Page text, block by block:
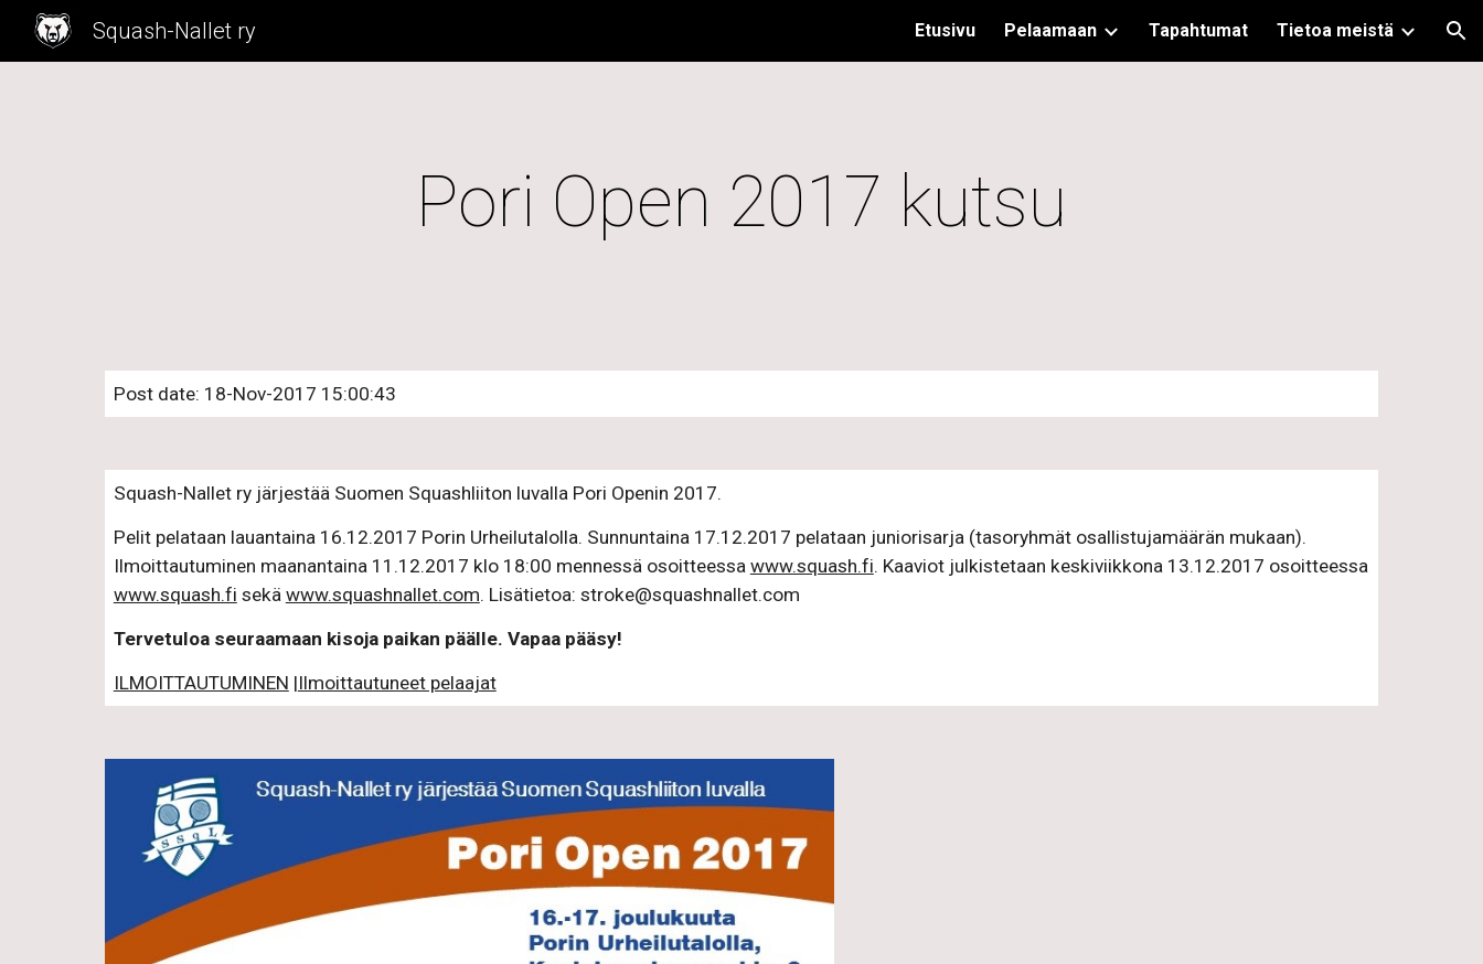
Skip to navigation
Squash-Nallet ry Etusivu Pelaamaan Tapahtumat Tietoa meistä
Pori Open 2017 kutsu
Post date: 18-Nov-2017 15:00:43
Squash-Nallet ry järjestää Suomen Squashliiton luvalla Pori Openin 2017.
Pelit pelataan lauantaina 16.12.2017 Porin Urheilutalolla. Sunnuntaina 17.12.2017 pelataan juniorisarja (tasoryhmät osallistujamäärän mukaan).
Ilmoittautuminen maanantaina 11.12.2017 klo 18:00 mennessä osoitteessa www.squash.fi
. Kaaviot julkistetaan keskiviikkona 13.12.2017 osoitteessa
www.squash.fi sekä www.squashnallet.com. Lisätietoa: stroke@squashnallet.com
Tervetuloa seuraamaan kisoja paikan päälle. Vapaa pääsy!
ILMOITTAUTUMINEN |Ilmoittautuneet pelaajat